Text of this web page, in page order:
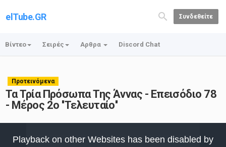
elTube.GR Συνδεθείτε
Βίντεο Σειρές Αρθρα Discord Chat
Προτεινόμενα
Τα Τρία Πρόσωπα Της Άννας - Επεισόδιο 78
- Μέρος 2ο ''Τελευταίο''
Playback on other Websites has been disabled by